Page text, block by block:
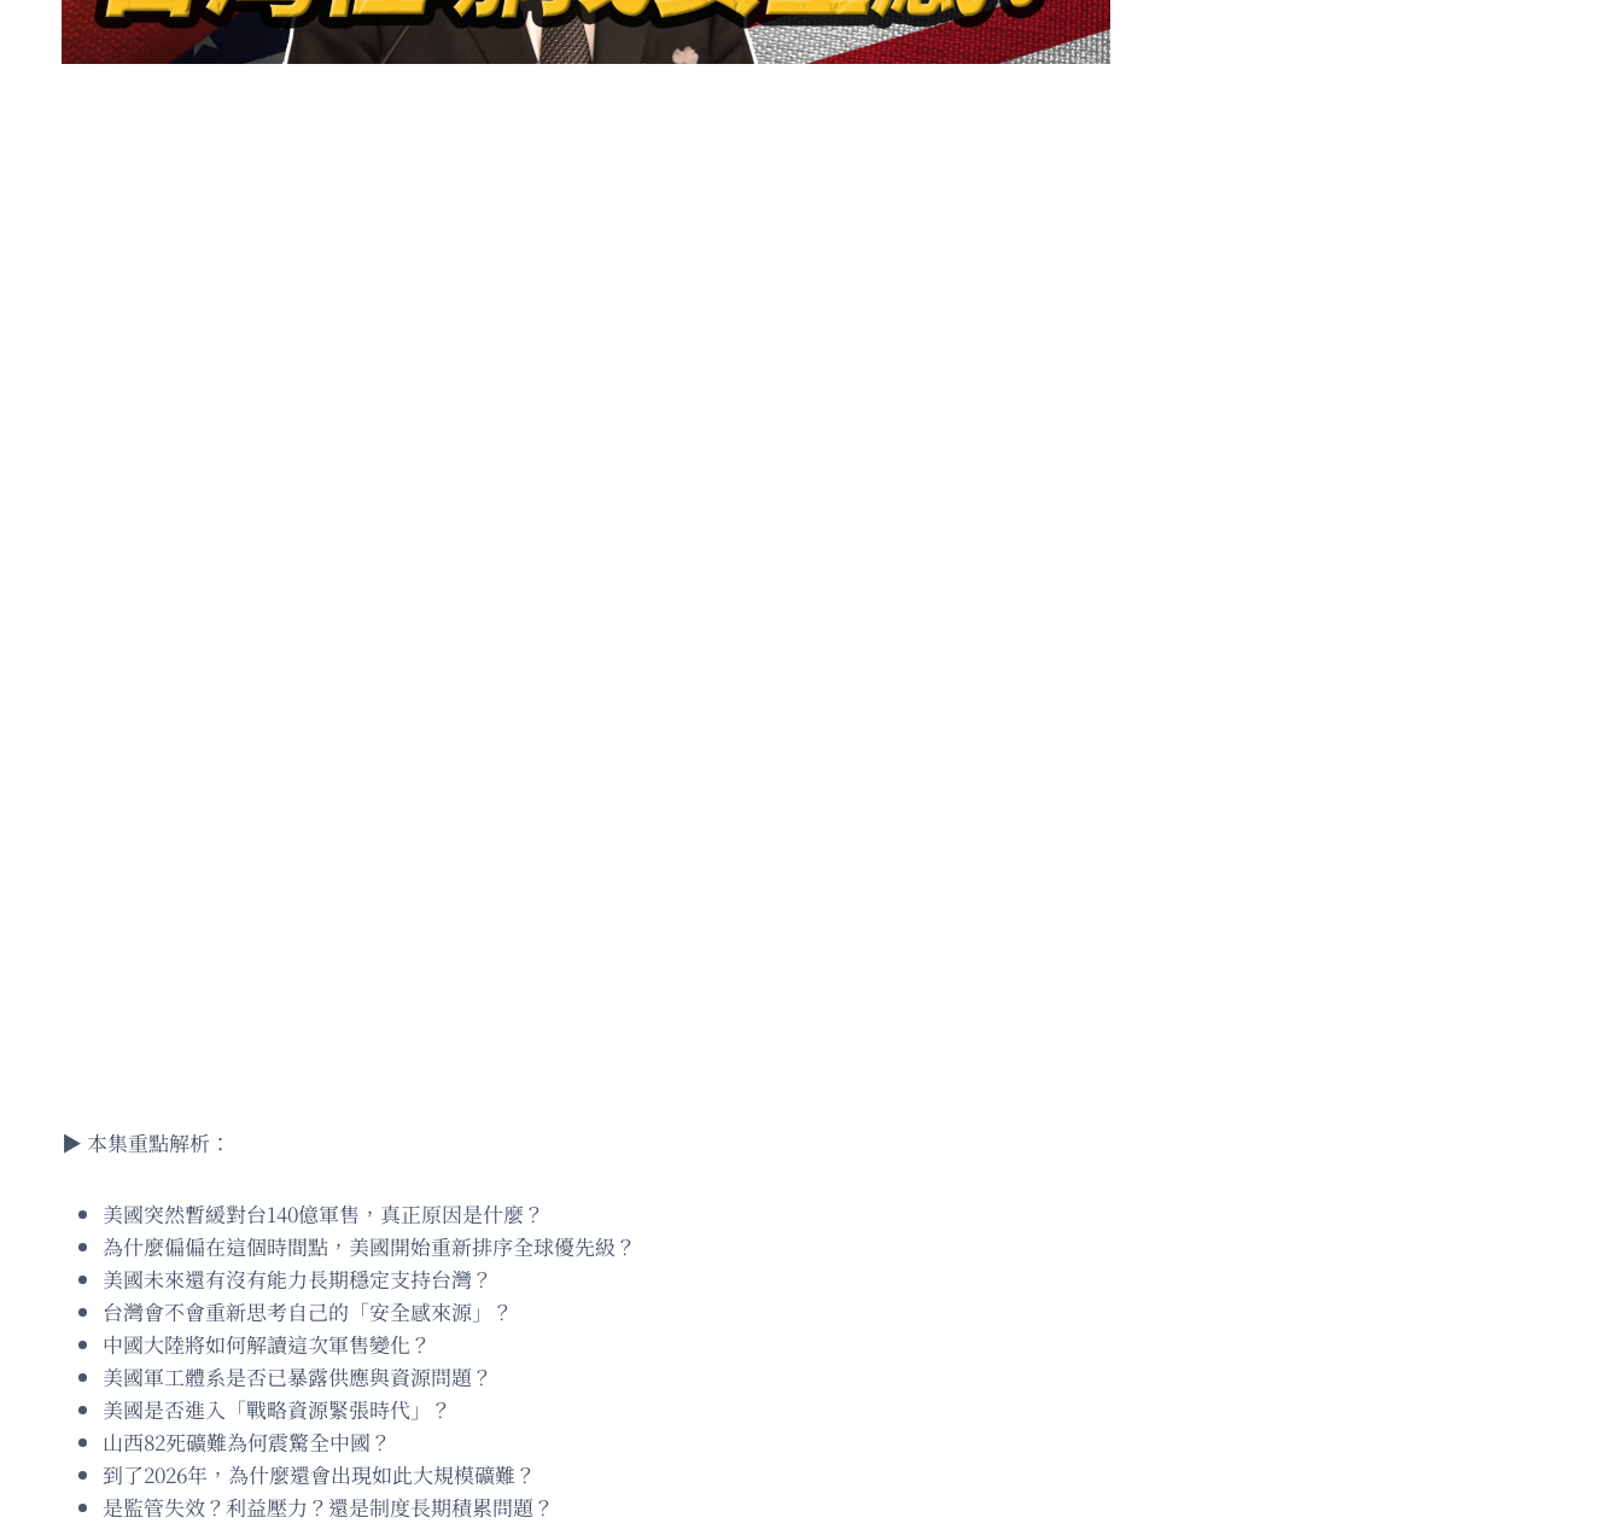
▶️ 本集重點解析：
美國突然暫緩對台140億軍售，真正原因是什麼？
為什麼偏偏在這個時間點，美國開始重新排序全球優先級？
美國未來還有沒有能力長期穩定支持台灣？
台灣會不會重新思考自己的「安全感來源」？
中國大陸將如何解讀這次軍售變化？
美國軍工體系是否已暴露供應與資源問題？
美國是否進入「戰略資源緊張時代」？
山西82死礦難為何震驚全中國？
到了2026年，為什麼還會出現如此大規模礦難？
是監管失效？利益壓力？還是制度長期積累問題？